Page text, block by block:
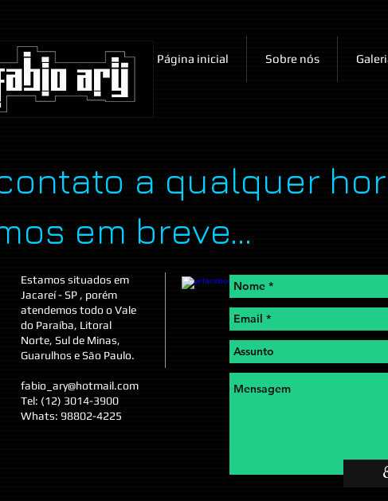
Página inicial Sobre nós
a qualquer
em breve...
Estamos situados em
Jacareí - SP , porém
atendemos todo o Vale
do Paraíba, Litoral
Norte, Sul de Minas,
Guarulhos e São Paulo.
fabio_ary@hotmail.com
Tel: (12) 3014-3900
Whats: 98802-4225